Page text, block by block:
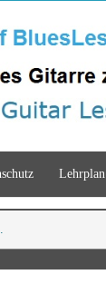
Lehrplan